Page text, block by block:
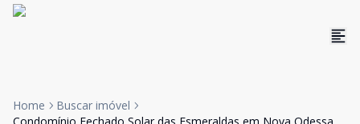
Home
Buscar imóvel